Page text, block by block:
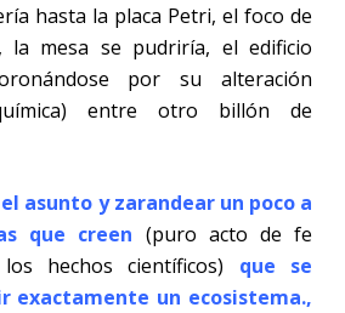
hasta la placa Petri, el foco de
la mesa se pudriría, el edificio
por su alteración
entre otro billón de
asunto y zarandear un poco a
que creen (puro acto de fe
hechos científicos) que se
exactamente un ecosistema.,